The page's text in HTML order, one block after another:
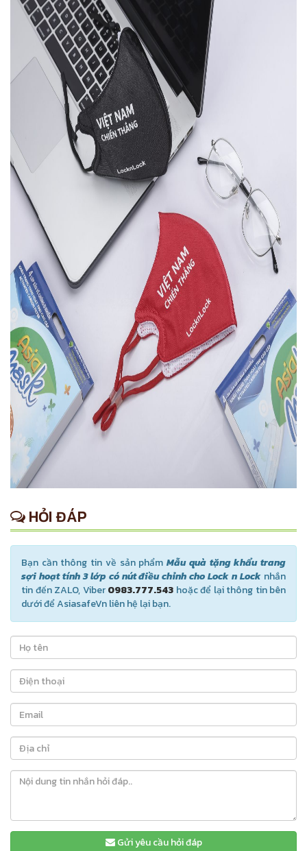
HỎI ĐÁP
Bạn cần thông tin về sản phẩmMẫu quà tặng khẩu trang
sợi hoạt tính 3 lớp có nút điều chỉnh cho Lock n Lock nhắn
tin đến ZALO, Viber0983.777.543 hoặc để lại thông tin bên
dưới để AsiasafeVn liên hệ lại bạn.
Gửi yêu cầu hỏi đáp